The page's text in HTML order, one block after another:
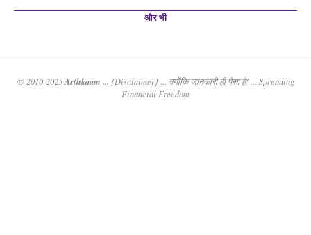
और भी
© 2010-2025Arthkaam ... {Disclaimer}
... क्योंकि जानकारी ही पैसा है! ... Spreading
Financial Freedom